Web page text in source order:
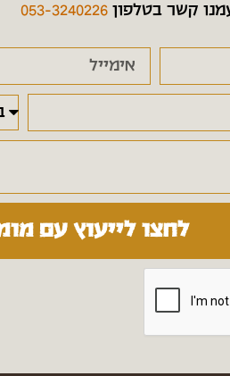
קשר בטלפון 053-3240226
לחצו לייעוץ עם